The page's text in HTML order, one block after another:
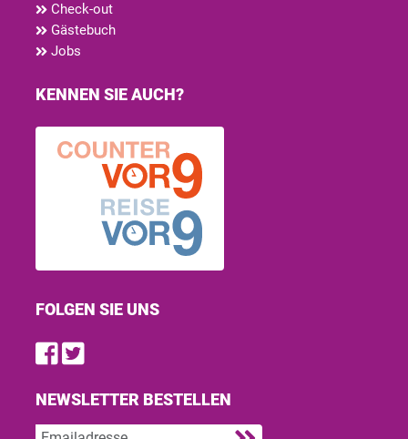
Check-out
Gästebuch
Jobs
KENNEN SIE AUCH?
FOLGEN SIE UNS
Find us on Facebook
Follow us on Twitter
NEWSLETTER BESTELLEN